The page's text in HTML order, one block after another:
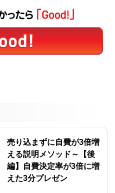
売り込まずに自費が3倍増
える説明メソッド～【後
編】自費決定率が3倍に増
えた3分プレゼン